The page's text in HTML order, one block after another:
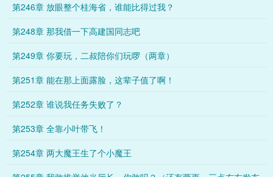
第246章 放眼整个桂海省，谁能比得过我？
第248章 那我借一下高建国同志吧
第249章 你要玩，二叔陪你们玩啰（两章）
第251章 能在那上面露脸，这辈子值了啊！
第252章 谁说我任务失败了？
第253章 全靠小叶带飞！
第254章 两大魔王生了个小魔王